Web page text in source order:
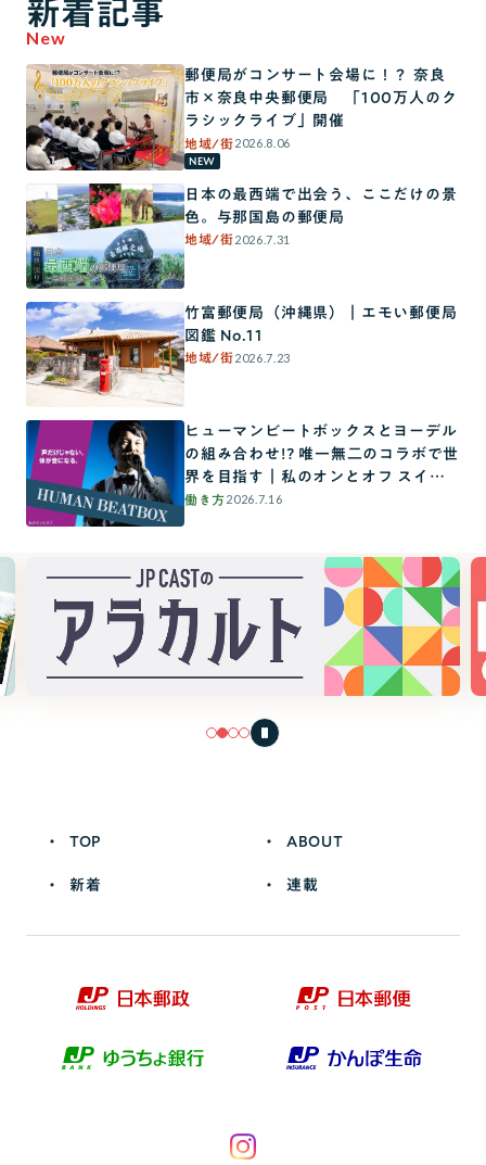
新着記事
New
郵便局がコンサート会場に！？ 奈良
市×奈良中央郵便局 「100万人のク
ラシックライブ」開催
地域/街2026.8.06
NEW
日本の最西端で出会う、ここだけの景
色。与那国島の郵便局
地域/街2026.7.31
竹富郵便局（沖縄県）｜エモい郵便局
図鑑 No.11
地域/街2026.7.23
ヒューマンビートボックスとヨーデル
の組み合わせ!? 唯一無二のコラボで世
界を目指す｜私のオンとオフ スイッ
チインタビュー
働き方2026.7.16
TOP ABOUT
新着 連載